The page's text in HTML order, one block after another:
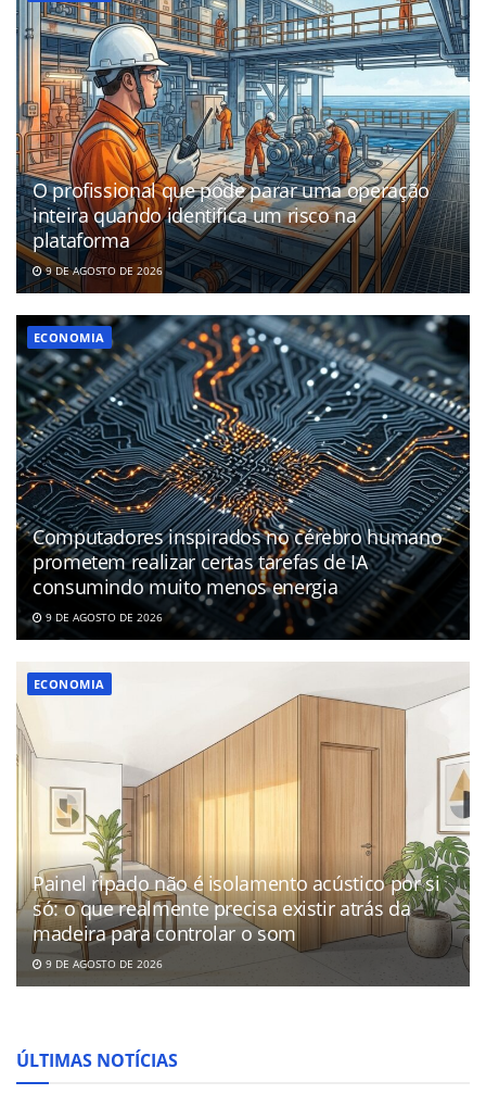
O profissional que pode parar uma operação
inteira quando identifica um risco na
plataforma
9 DE AGOSTO DE 2026
ECONOMIA
Computadores inspirados no cérebro humano
prometem realizar certas tarefas de IA
consumindo muito menos energia
9 DE AGOSTO DE 2026
ECONOMIA
Painel ripado não é isolamento acústico por si
só: o que realmente precisa existir atrás da
madeira para controlar o som
9 DE AGOSTO DE 2026
ÚLTIMAS NOTÍCIAS